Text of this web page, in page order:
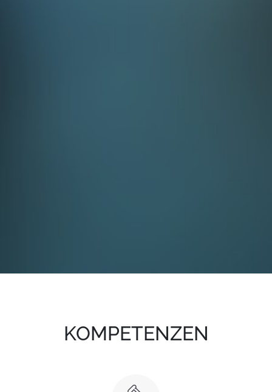
KOMPETENZEN